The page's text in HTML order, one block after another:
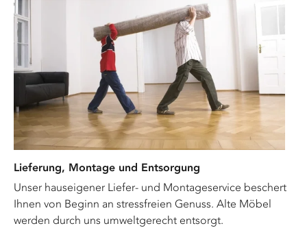
Lieferung, Montage und Entsorgung
Unser hauseigener Liefer- und Montageservice beschert
Ihnen von Beginn an stressfreien Genuss. Alte Möbel
werden durch uns umweltgerecht entsorgt.